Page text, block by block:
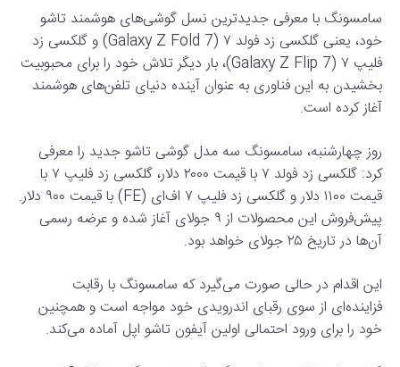
سامسونگ با معرفی جدیدترین نسل گوشی‌های هوشمند تاشو
خود، یعنی گلکسی زد فولد ۷ (Galaxy Z Fold 7) و گلکسی زد
فلیپ ۷ (Galaxy Z Flip 7)، بار دیگر تلاش خود را برای محبوبیت
بخشیدن به این فناوری به عنوان آینده دنیای تلفن‌های هوشمند
آغاز کرده است.
روز چهارشنبه، سامسونگ سه مدل گوشی تاشو جدید را معرفی
کرد: گلکسی زد فولد ۷ با قیمت ۲۰۰۰ دلار، گلکسی زد فلیپ ۷ با
قیمت ۱۱۰۰ دلار و گلکسی زد فلیپ ۷ اف‌ای (FE) با قیمت ۹۰۰ دلار.
پیش‌فروش این محصولات از ۹ جولای آغاز شده و عرضه رسمی
آن‌ها در تاریخ ۲۵ جولای خواهد بود.
این اقدام در حالی صورت می‌گیرد که سامسونگ با رقابت
فزاینده‌ای از سوی رقبای اندرویدی خود مواجه است و همچنین
خود را برای ورود احتمالی اولین آیفون تاشو اپل آماده می‌کند.